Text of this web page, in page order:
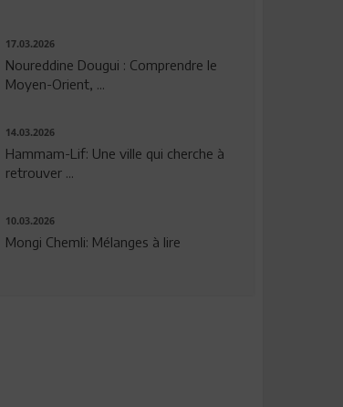
17.03.2026
Noureddine Dougui : Comprendre le
Moyen-Orient, ...
14.03.2026
Hammam-Lif: Une ville qui cherche à
retrouver ...
10.03.2026
Mongi Chemli: Mélanges à lire